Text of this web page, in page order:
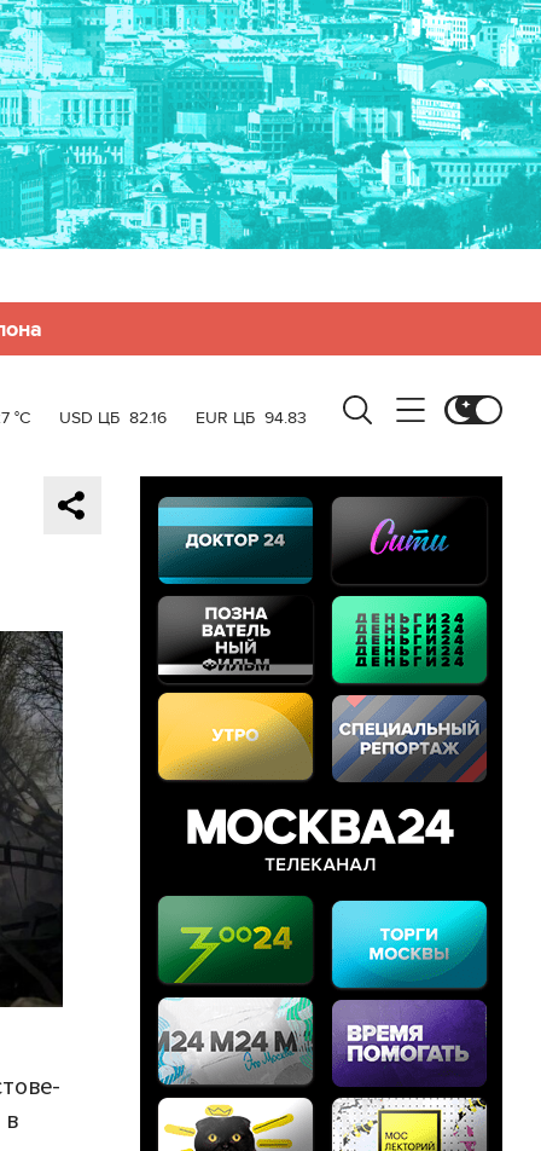
°C USD ЦБ 82.16 EUR ЦБ 94.83